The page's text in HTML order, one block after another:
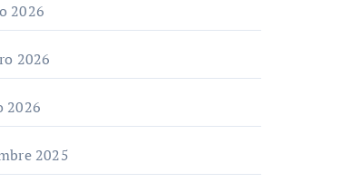
2026
2026
2026
2025